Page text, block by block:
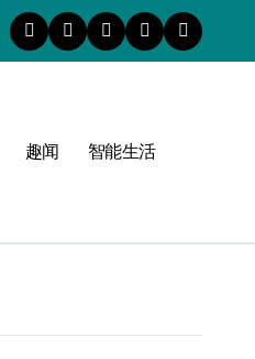
趣闻 智能生活